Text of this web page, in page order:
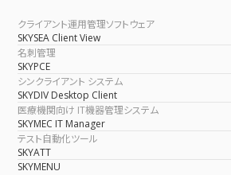
クライアント運用管理ソフトウェア
SKYSEA Client View
名刺管理
SKYPCE
シンクライアント システム
SKYDIV Desktop Client
医療機関向け IT機器管理システム
SKYMEC IT Manager
テスト自動化ツール
SKYATT
SKYMENU